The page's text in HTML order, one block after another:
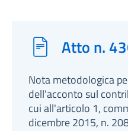
Atto n.
Nota metodologica
dell'acconto sul
cui all'articolo 1,
dicembre 2015, n.